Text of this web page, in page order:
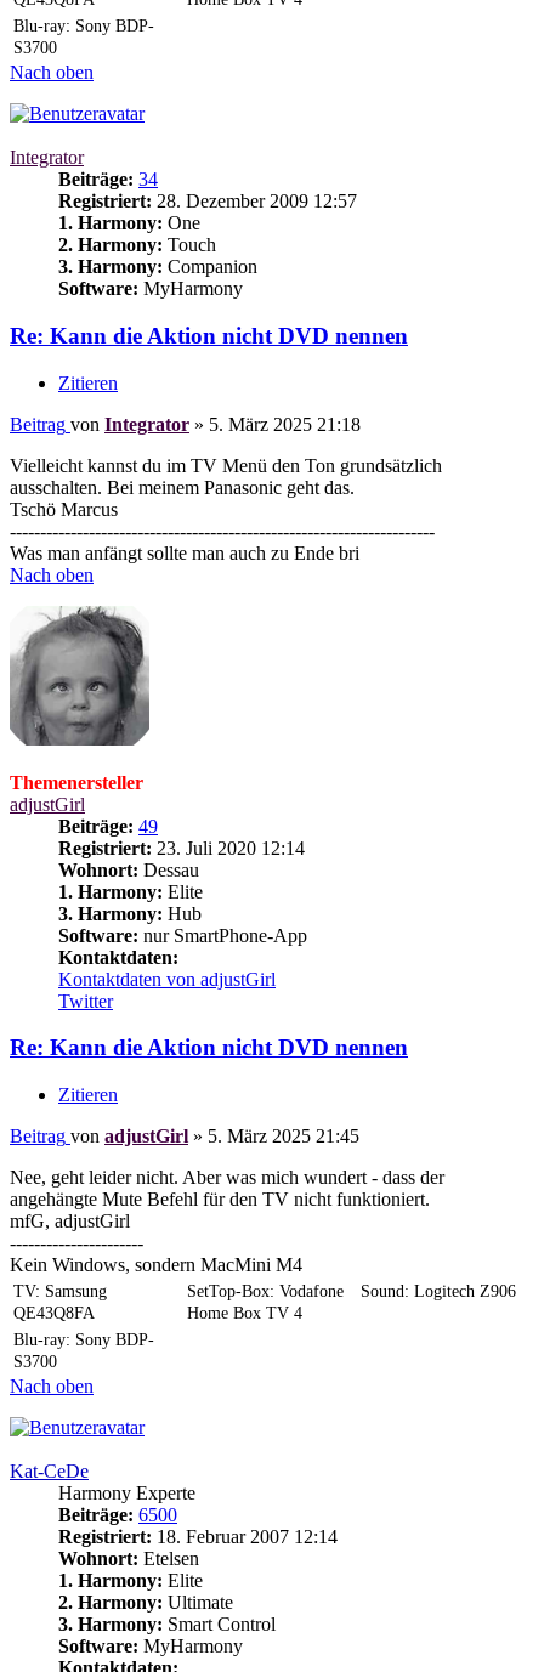
Blu-ray: Sony BDP-
S3700
Nach oben
Integrator
Beiträge: 34
Registriert: 28. Dezember 2009 12:57
1. Harmony: One
2. Harmony: Touch
3. Harmony: Companion
Software: MyHarmony
Re: Kann die Aktion nicht DVD nennen
Zitieren
Beitrag von Integrator » 5. März 2025 21:18
Vielleicht kannst du im TV Menü den Ton grundsätzlich
ausschalten. Bei meinem Panasonic geht das.
Tschö Marcus
----------------------------------------------------------------------
Was man anfängt sollte man auch zu Ende bri
Nach oben
Themenersteller
adjustGirl
Beiträge: 49
Registriert: 23. Juli 2020 12:14
Wohnort: Dessau
1. Harmony: Elite
3. Harmony: Hub
Software: nur SmartPhone-App
Kontaktdaten:
Kontaktdaten von adjustGirl
Twitter
Re: Kann die Aktion nicht DVD nennen
Zitieren
Beitrag von adjustGirl » 5. März 2025 21:45
Nee, geht leider nicht. Aber was mich wundert - dass der
angehängte Mute Befehl für den TV nicht funktioniert.
mfG, adjustGirl
----------------------
Kein Windows, sondern MacMini M4
TV: Samsung
QE43Q8FA
SetTop-Box: Vodafone
Home Box TV 4
Sound: Logitech Z906
Blu-ray: Sony BDP-
S3700
Nach oben
Kat-CeDe
Harmony Experte
Beiträge: 6500
Registriert: 18. Februar 2007 12:14
Wohnort: Etelsen
1. Harmony: Elite
2. Harmony: Ultimate
3. Harmony: Smart Control
Software: MyHarmony
Kontaktdaten: